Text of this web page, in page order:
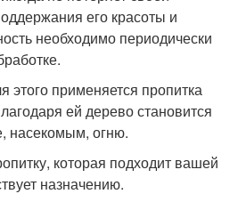
его красоты и
необходимо периодически
этого применяется пропитка
ей дерево становится
насекомым, огню.
которая подходит вашей
назначению.